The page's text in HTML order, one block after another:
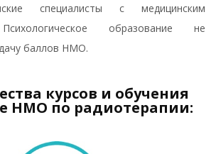
специалисты с медицинским
образование не
баллов НМО.
курсов и обучения
НМО по радиотерапии: